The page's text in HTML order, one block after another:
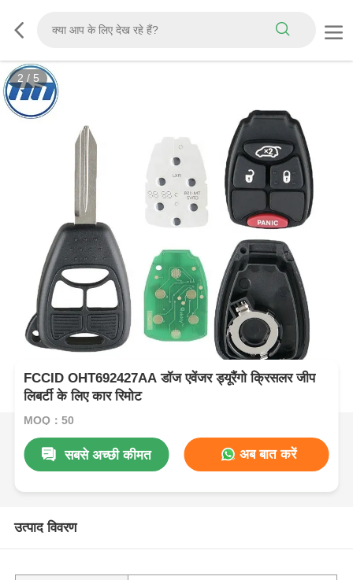
2 / 5
FCCID OHT692427AA डॉज एवेंजर ड्यूरैंगो क्रिसलर जीप
लिबर्टी के लिए कार रिमोट
MOQ：50
सबसे अच्छी कीमत अब बात करें
उत्पाद विवरण